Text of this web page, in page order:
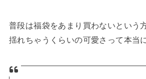
普段は福袋をあまり買わないという
揺れちゃうくらいの可愛さって本当